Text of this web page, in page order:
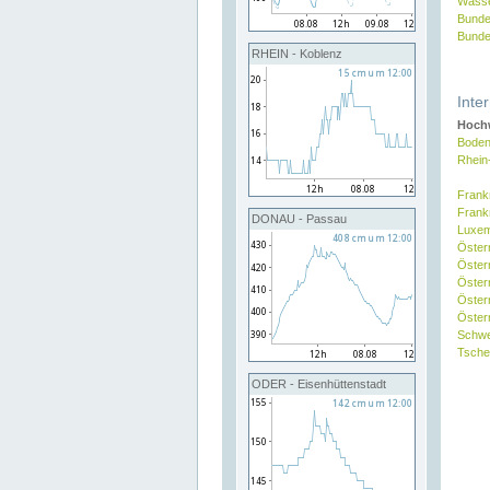
RHEIN - Koblenz
DONAU - Passau
ODER - Eisenhüttenstadt